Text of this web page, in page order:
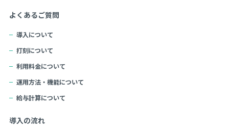
よくあるご質問
導入について
打刻について
利用料金について
運用方法・機能について
給与計算について
導入の流れ